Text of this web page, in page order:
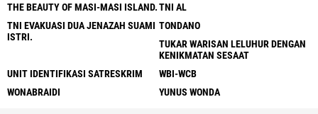
THE BEAUTY OF MASI-MASI ISLAND.TNI AL
TNI EVAKUASI DUA JENAZAH SUAMI
ISTRI.
TONDANO
TUKAR WARISAN LELUHUR DENGAN
KENIKMATAN SESAAT
UNIT IDENTIFIKASI SATRESKRIM
WBI-WCB
WONABRAIDI
YUNUS WONDA